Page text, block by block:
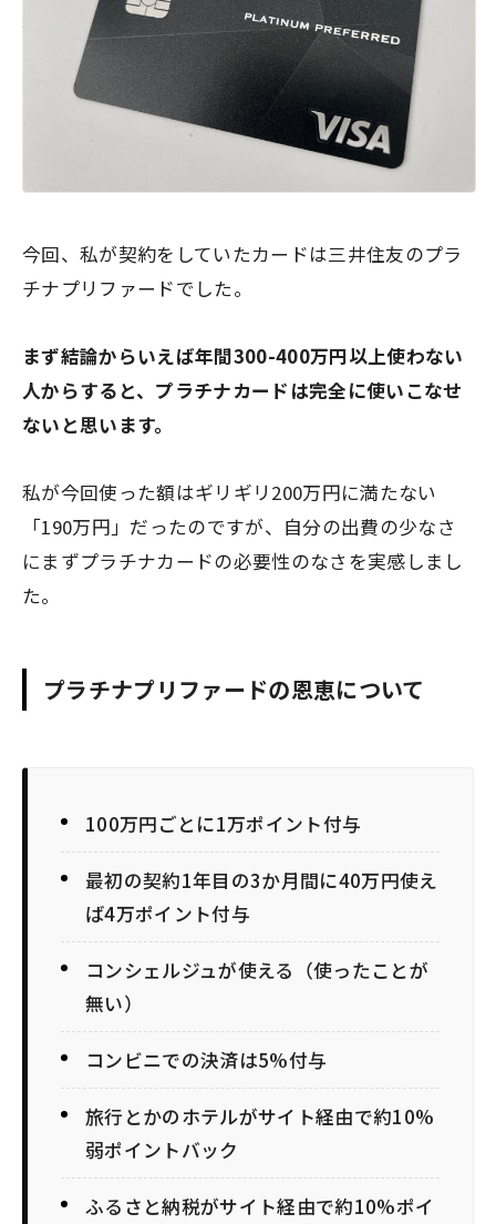
今回、私が契約をしていたカードは三井住友のプラ
チナプリファードでした。
まず結論からいえば年間300-400万円以上使わない
人からすると、プラチナカードは完全に使いこなせ
ないと思います。
私が今回使った額はギリギリ200万円に満たない
「190万円」 だったのですが、自分の出費の少なさ
にまずプラチナカードの必要性のなさを実感しまし
た。
プラチナプリファードの恩恵について
100万円ごとに1万ポイント付与
最初の契約1年目の3か月間に40万円使え
ば4万ポイント付与
コンシェルジュが使える（使ったことが
無い）
コンビニでの決済は5%付与
旅行とかのホテルがサイト経由で約10%
弱ポイントバック
ふるさと納税がサイト経由で約10%ポイ